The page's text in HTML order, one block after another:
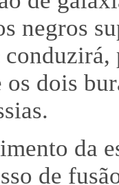
negros
dois
da
de